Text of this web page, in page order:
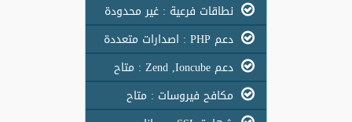
نطاقات فرعية : غير محدودة
دعم PHP : اصدارات متعددة
دعم Zend ,Ioncube : متاح
مكافح فيروسات : متاح